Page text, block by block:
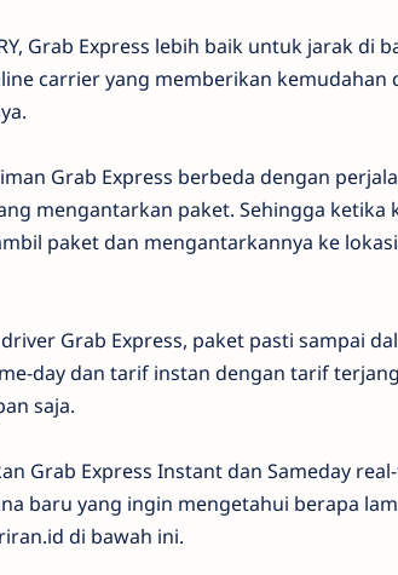
Grab Express lebih baik untuk jarak di
carrier yang memberikan kemudahan
Grab Express berbeda dengan
mengantarkan paket. Sehingga ketika
paket dan mengantarkannya ke
Grab Express, paket pasti sampai
day dan tarif instan dengan tarif
saja.
Grab Express Instant dan Sameday
baru yang ingin mengetahui berapa
di bawah ini.